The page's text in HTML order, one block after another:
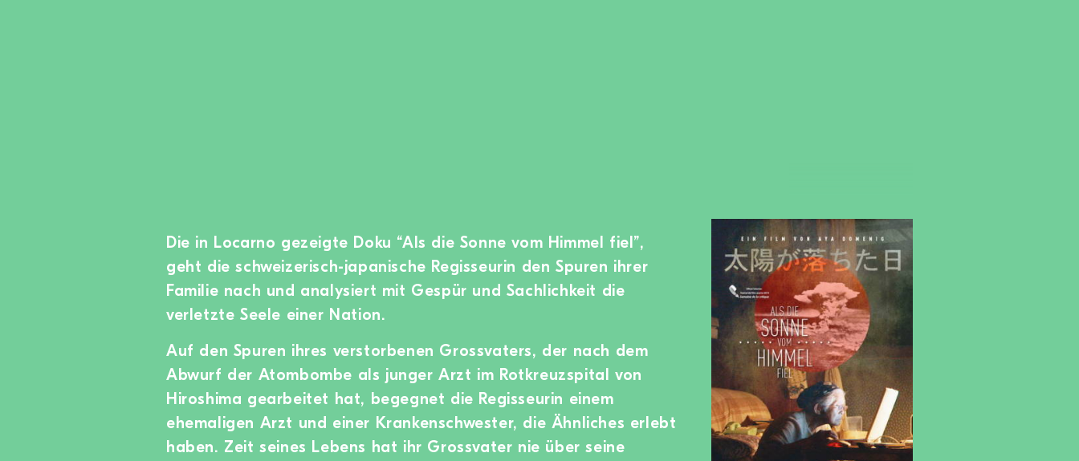
Die in Locarno gezeigte Doku “Als die Sonne vom Himmel fiel”,
geht die schweizerisch-japanische Regisseurin den Spuren ihrer
Familie nach und analysiert mit Gespür und Sachlichkeit die
verletzte Seele einer Nation.
Auf den Spuren ihres verstorbenen Grossvaters, der nach dem
Abwurf der Atombombe als junger Arzt im Rotkreuzspital von
Hiroshima gearbeitet hat, begegnet die Regisseurin einem
ehemaligen Arzt und einer Krankenschwester, die Ähnliches erlebt
haben. Zeit seines Lebens hat ihr Grossvater nie über seine